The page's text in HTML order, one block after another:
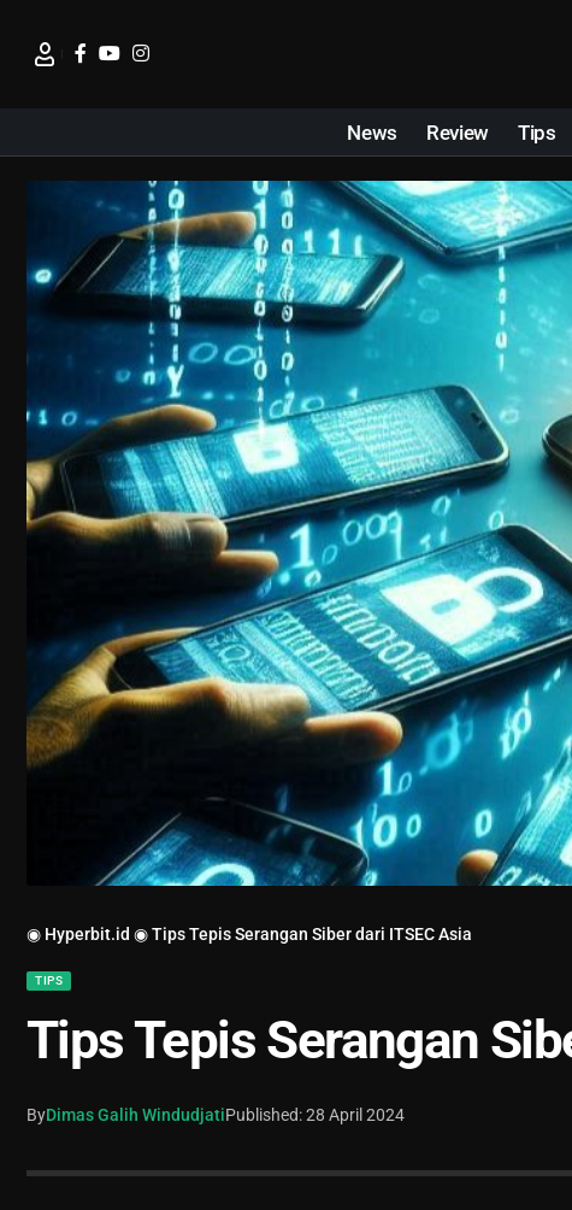
News Review Tips
◉ Hyperbit.id ◉Tips Tepis Serangan Siber dari ITSEC Asia
TIPS
Tips Tepis Serangan
ByDimas Galih WindudjatiPublished: 28 April 2024